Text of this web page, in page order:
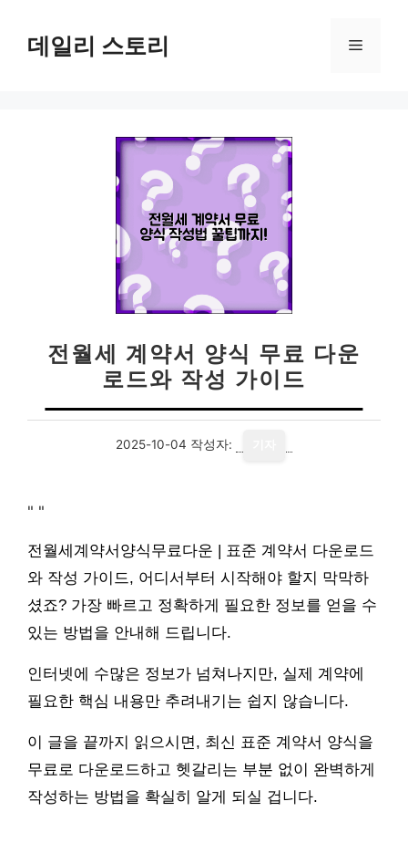
데일리 스토리 메
전월세 계약서 양식 무료 다운
로드와 작성 가이드
2025-10-04 작성자:
" "
전월세계약서양식무료다운 | 표준 계약서 다운로드
와 작성 가이드, 어디서부터 시작해야 할지 막막하
셨죠? 가장 빠르고 정확하게 필요한 정보를 얻을 수
있는 방법을 안내해 드립니다.
인터넷에 수많은 정보가 넘쳐나지만, 실제 계약에
필요한 핵심 내용만 추려내기는 쉽지 않습니다.
이 글을 끝까지 읽으시면, 최신 표준 계약서 양식을
무료로 다운로드하고 헷갈리는 부분 없이 완벽하게
작성하는 방법을 확실히 알게 되실 겁니다.